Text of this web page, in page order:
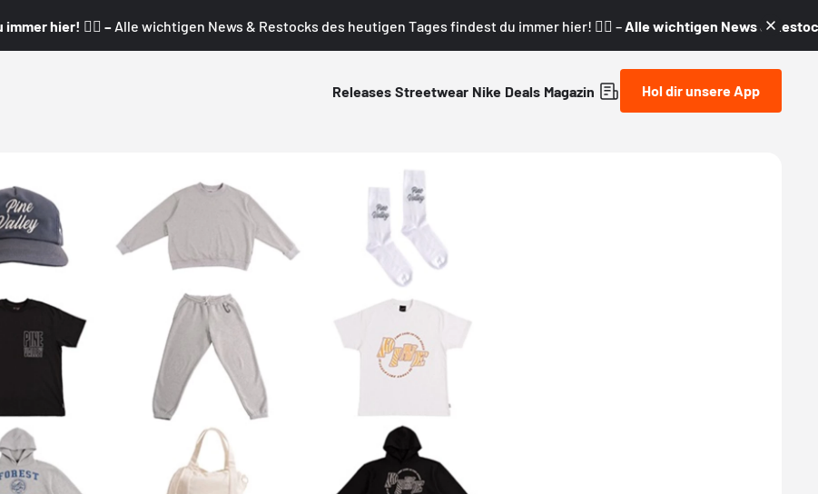
hier! 👇🏼 – Alle wichtigen News & Restocks des heutigen Tages findest du immer hier! 👇🏼 – Alle wichtigen News &
Releases Streetwear Nike Deals Magazin Hol dir unsere App